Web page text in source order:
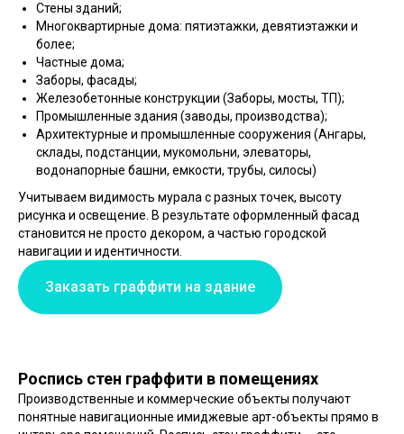
Стены зданий;
Многоквартирные дома: пятиэтажки, девятиэтажки и
более;
Частные дома;
Заборы, фасады;
Железобетонные конструкции (Заборы, мосты, ТП);
Промышленные здания (заводы, производства);
Архитектурные и промышленные сооружения (Ангары,
склады, подстанции, мукомольни, элеваторы,
водонапорные башни, емкости, трубы, силосы)
Учитываем видимость мурала с разных точек, высоту
рисунка и освещение. В результате оформленный фасад
становится не просто декором, а частью городской
навигации и идентичности.
Заказать граффити на здание
Роспись стен граффити в помещениях
Производственные и коммерческие объекты получают
понятные навигационные имиджевые арт-объекты прямо в